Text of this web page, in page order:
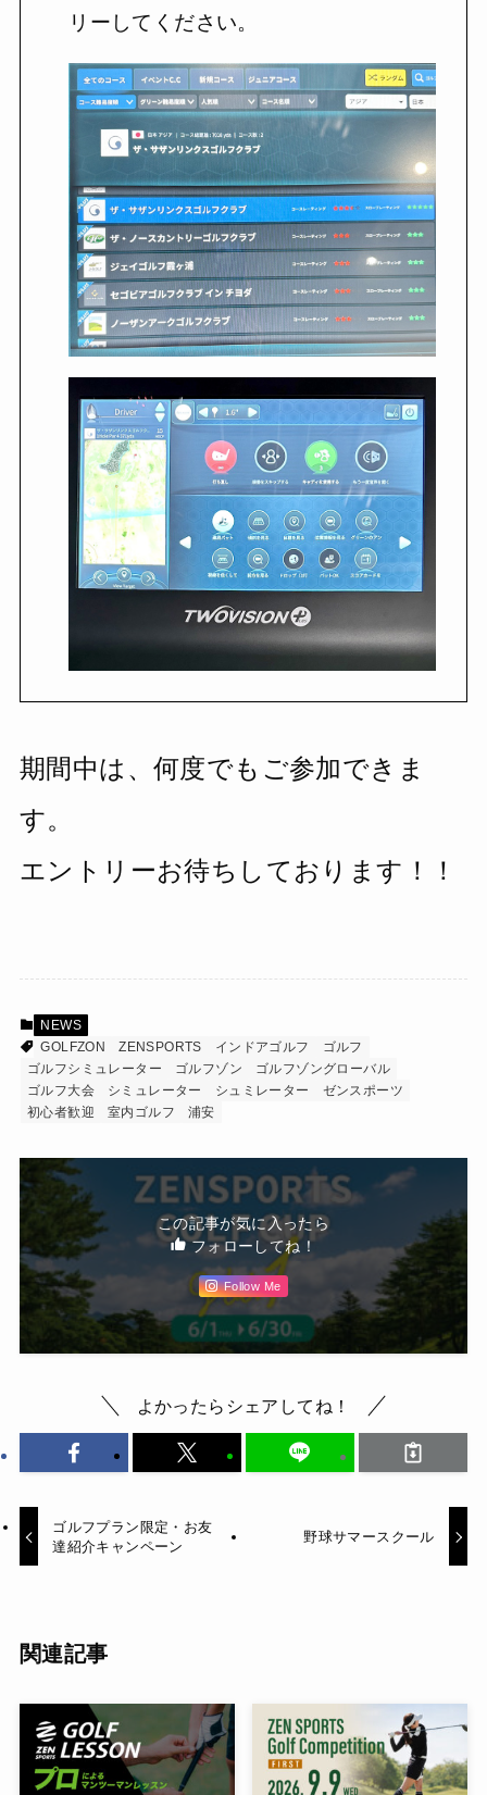
リーしてください。
期間中は、何度でもご参加できま
す。
エントリーお待ちしております！！
NEWS
GOLFZON
ZENSPORTS インドアゴルフ
ゴルフ
ゴルフシミュレーター
ゴルフゾン
ゴルフゾングローバル
ゴルフ大会
シミュレーター シュミレーター
ゼンスポーツ
初心者歓迎
室内ゴルフ 浦安
この記事が気に入ったら
フォローしてね！
Follow Me
よかったらシェアしてね！
ゴルフプラン限定・お友
達紹介キャンペーン
野球サマースクール
関連記事